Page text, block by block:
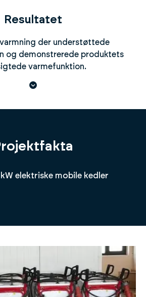
Resultatet
der understøttede
og demonstrerede produktets
varmefunktion.
elektriske mobile kedler